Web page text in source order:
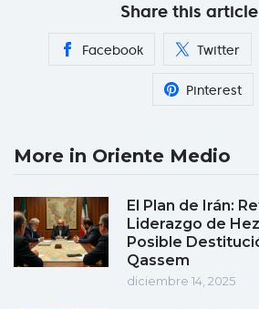
Share this
Facebook Twitter
Pinterest
More in Oriente Medio
El Plan de Irán:
Liderazgo de
Posible
Qassem
diciembre 14, 2025